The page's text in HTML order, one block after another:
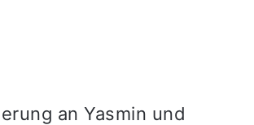
an Yasmin und